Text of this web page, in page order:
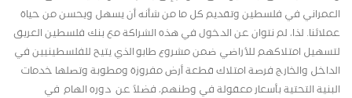
العمراني في فلسطين وتقديم كل ما من شأنه أن يسهل ويحسن من حياة
عملائنا. لذا، لم نتوان عن الدخول في هذه الشراكة مع بنك فلسطين العريق
لتسهيل امتلاكهم للأراضي ضمن مشروع طابو الذي يتيح للفلسطينيين في
الداخل والخارج فرصة امتلاك قطعة أرض مفروزة ومطوبة وتصلها خدمات
البنية التحتية بأسعار معقولة في وطنهم، فضلاً عن دوره الهام في